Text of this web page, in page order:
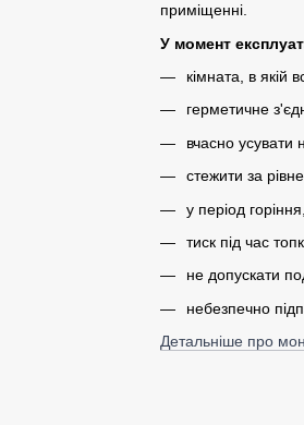
приміщенні.
У момент
кімната, в якій
герметичне
вчасно усувати
стежити за
у період
тиск під час
не допускати
небезпечно
Детальніше про